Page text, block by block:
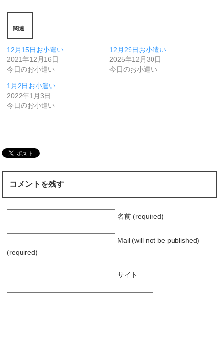
関連
12月15日お小遣い
2021年12月16日
今日のお小遣い
12月29日お小遣い
2025年12月30日
今日のお小遣い
1月2日お小遣い
2022年1月3日
今日のお小遣い
コメントを残す
名前 (required)
Mail (will not be published)
(required)
サイト